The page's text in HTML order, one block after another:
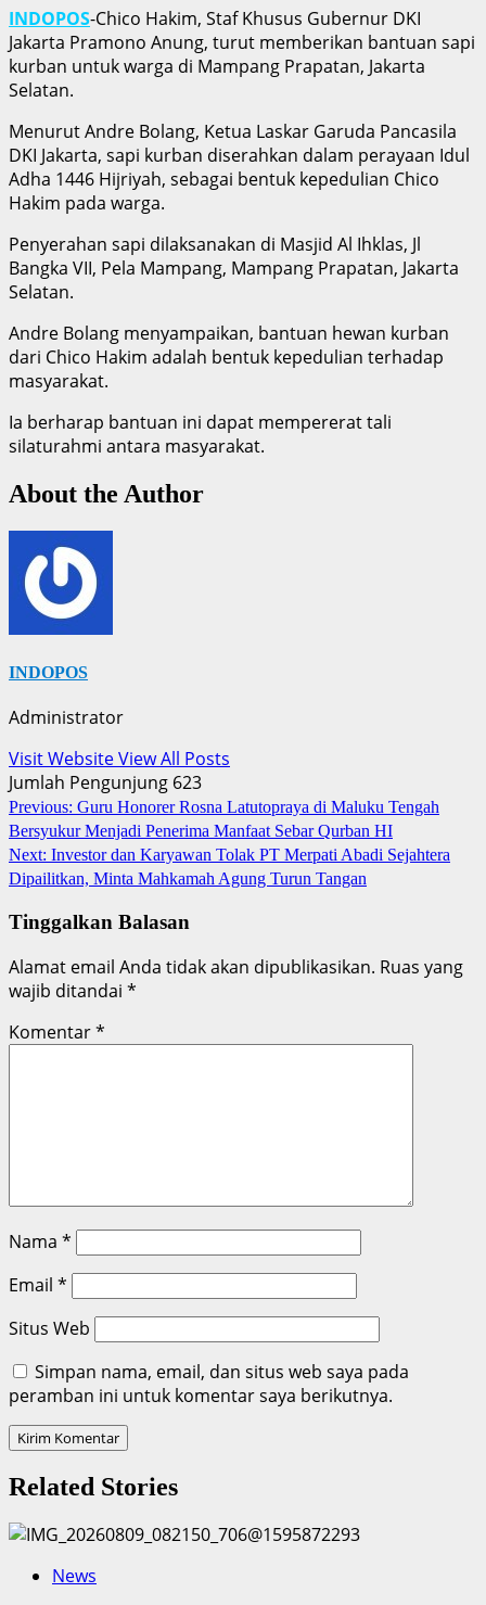
INDOPOS-Chico Hakim, Staf Khusus Gubernur DKI
Jakarta Pramono Anung, turut memberikan bantuan sapi
kurban untuk warga di Mampang Prapatan, Jakarta
Selatan.
Menurut Andre Bolang, Ketua Laskar Garuda Pancasila
DKI Jakarta, sapi kurban diserahkan dalam perayaan Idul
Adha 1446 Hijriyah, sebagai bentuk kepedulian Chico
Hakim pada warga.
Penyerahan sapi dilaksanakan di Masjid Al Ihklas, Jl
Bangka VII, Pela Mampang, Mampang Prapatan, Jakarta
Selatan.
Andre Bolang menyampaikan, bantuan hewan kurban
dari Chico Hakim adalah bentuk kepedulian terhadap
masyarakat.
Ia berharap bantuan ini dapat mempererat tali
silaturahmi antara masyarakat.
About the Author
INDOPOS
Administrator
Visit WebsiteView All Posts
Jumlah Pengunjung 623
Post
navigation
Previous: Guru Honorer Rosna Latutopraya di Maluku Tengah
Bersyukur Menjadi Penerima Manfaat Sebar Qurban HI
Next: Investor dan Karyawan Tolak PT Merpati Abadi Sejahtera
Dipailitkan, Minta Mahkamah Agung Turun Tangan
Tinggalkan Balasan
Alamat email Anda tidak akan dipublikasikan. Ruas yang
wajib ditandai *
Komentar*
Nama *
Email *
Situs Web
Simpan nama, email, dan situs web saya pada
peramban ini untuk komentar saya berikutnya.
Related Stories
News